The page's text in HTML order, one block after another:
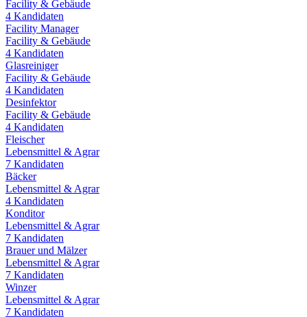
Facility & Gebäude
4 Kandidaten
Facility Manager
Facility & Gebäude
4 Kandidaten
Glasreiniger
Facility & Gebäude
4 Kandidaten
Desinfektor
Facility & Gebäude
4 Kandidaten
Fleischer
Lebensmittel & Agrar
7 Kandidaten
Bäcker
Lebensmittel & Agrar
4 Kandidaten
Konditor
Lebensmittel & Agrar
7 Kandidaten
Brauer und Mälzer
Lebensmittel & Agrar
7 Kandidaten
Winzer
Lebensmittel & Agrar
7 Kandidaten